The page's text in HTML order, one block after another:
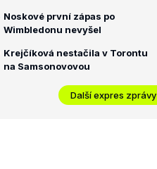
Noskové první zápas po
Wimbledonu nevyšel
Krejčíková nestačila v Torontu
na Samsonovovou
Další expres zprávy